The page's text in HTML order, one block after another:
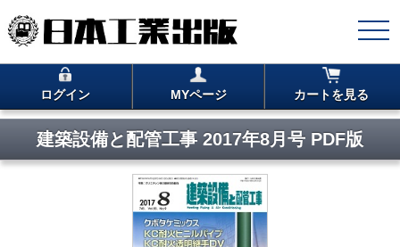
ログイン MYページ カートを見る
建築設備と配管工事 2017年8月号 PDF版